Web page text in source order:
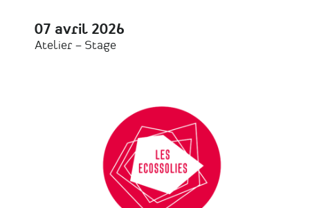
Date
07 avril 2026
Atelier – Stage